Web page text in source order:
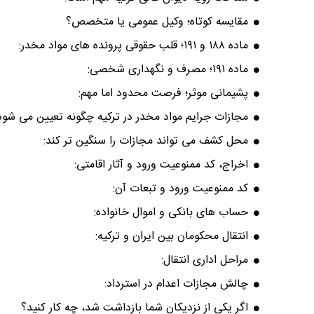
مقایسه کوتاه؛ وکیل عمومی یا متخصص؟
ماده ۱۸۸ و ۱۹۱؛ قلب حقوقی پرونده های مواد مخدر:
ماده ۱۹۱؛ مصرف و نگهداری شخصی:
پشیمانی موثر؛ فرصت محدود اما مهم:
مجازات جرایم مواد مخدر در ترکیه چگونه تعیین می
محل کشف می تواند مجازات را سنگین تر کند:
اخراج، کد ممنوعیت ورود و آثار اقامتی:
کد ممنوعیت ورود و تبعات آن:
حساب های بانکی و اموال خانواده:
انتقال محکومان بین ایران و ترکیه:
مراحل اداری انتقال:
چالش مجازات اعدام در استرداد:
اگر یکی از نزدیکان شما بازداشت شد، چه کار کنید؟